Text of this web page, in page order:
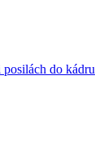
do kádru